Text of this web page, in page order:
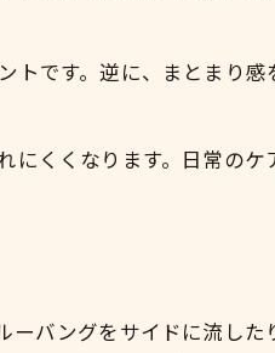
です。逆に、まとまり
くくなります。日常のケ
バングをサイドに流した